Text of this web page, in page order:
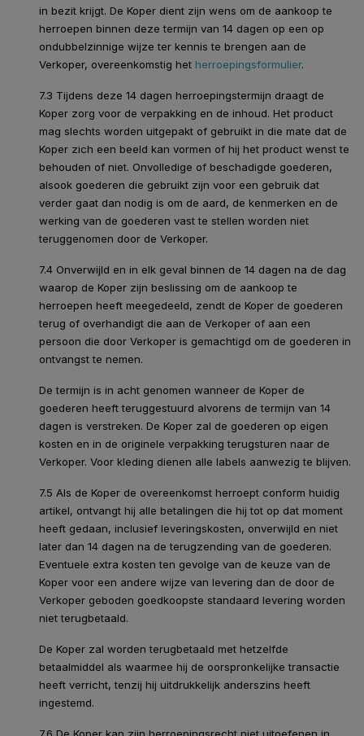
in bezit krijgt. De Koper dient zijn wens om de aankoop te
herroepen binnen deze termijn van 14 dagen op een op
ondubbelzinnige wijze ter kennis te brengen aan de
Verkoper, overeenkomstig het herroepingsformulier.
7.3 Tijdens deze 14 dagen herroepingstermijn draagt de
Koper zorg voor de verpakking en de inhoud. Het product
mag slechts worden uitgepakt of gebruikt in die mate dat de
Koper zich een beeld kan vormen of hij het product wenst te
behouden of niet. Onvolledige of beschadigde goederen,
alsook goederen die gebruikt zijn voor een gebruik dat
verder gaat dan nodig is om de aard, de kenmerken en de
werking van de goederen vast te stellen worden niet
teruggenomen door de Verkoper.
7.4 Onverwijld en in elk geval binnen de 14 dagen na de dag
waarop de Koper zijn beslissing om de aankoop te
herroepen heeft meegedeeld, zendt de Koper de goederen
terug of overhandigt die aan de Verkoper of aan een
persoon die door Verkoper is gemachtigd om de goederen in
ontvangst te nemen.
De termijn is in acht genomen wanneer de Koper de
goederen heeft teruggestuurd alvorens de termijn van 14
dagen is verstreken. De Koper zal de goederen op eigen
kosten en in de originele verpakking terugsturen naar de
Verkoper. Voor kleding dienen alle labels aanwezig te blijven.
7.5 Als de Koper de overeenkomst herroept conform huidig
artikel, ontvangt hij alle betalingen die hij tot op dat moment
heeft gedaan, inclusief leveringskosten, onverwijld en niet
later dan 14 dagen na de terugzending van de goederen.
Eventuele extra kosten ten gevolge van de keuze van de
Koper voor een andere wijze van levering dan de door de
Verkoper geboden goedkoopste standaard levering worden
niet terugbetaald.
De Koper zal worden terugbetaald met hetzelfde
betaalmiddel als waarmee hij de oorspronkelijke transactie
heeft verricht, tenzij hij uitdrukkelijk anderszins heeft
ingestemd.